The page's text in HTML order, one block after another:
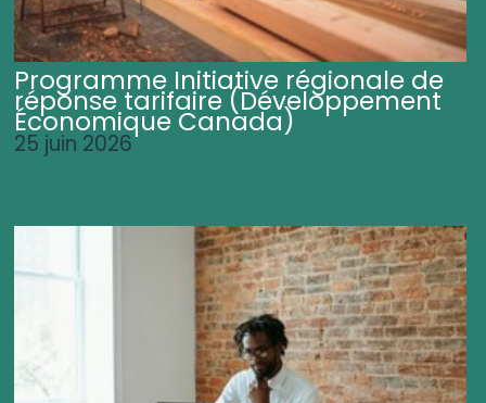
Programme Initiative régionale de
réponse tarifaire (Développement
Économique Canada)
25 juin 2026